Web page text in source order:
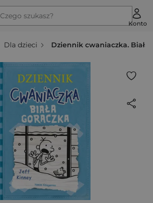
Czego szukasz?
Konto
Dla dzieci Dziennik cwaniaczka. Biała